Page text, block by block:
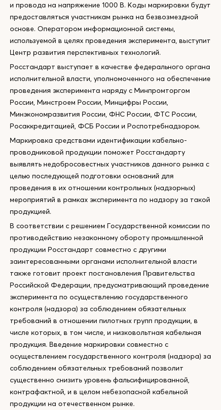
и провода на напряжение 1000 В. Коды маркировки будут
предоставляться участникам рынка на безвозмездной
основе. Оператором информационной системы,
используемой в целях проведения эксперимента, выступит
Центр развития перспективных технологий.
Росстандарт выступает в качестве федерального органа
исполнительной власти, уполномоченного на обеспечение
проведения эксперимента наряду с Минпромторгом
России, Минстроем России, Минцифры России,
Минэкономразвития России, ФНС России, ФТС России,
Росаккредитацией, ФСБ России и Роспотребнадзором.
Маркировка средствами идентификации кабельно-
проводниковой продукции поможет Росстандарту
выявлять недобросовестных участников данного рынка с
целью последующей подготовки оснований для
проведения в их отношении контрольных (надзорных)
мероприятий в рамках эксперимента по надзору за такой
продукцией.
В соответствии с решением Государственной комиссии по
противодействию незаконному обороту промышленной
продукции Росстандарт совместно с другими
заинтересованными органами исполнительной власти
также готовит проект постановления Правительства
Российской Федерации, предусматривающий проведение
эксперимента по осуществлению государственного
контроля (надзора) за соблюдением обязательных
требований в отношении пилотных групп продукции, в
числе которых, в том числе, и низковольтная кабельная
продукция. Введение маркировки совместно с
осуществлением государственного контроля (надзора) за
соблюдением обязательных требований позволит
существенно снизить уровень фальсифицированной,
контрафактной, и в целом небезопасной кабельной
продукции на отечественном рынке.